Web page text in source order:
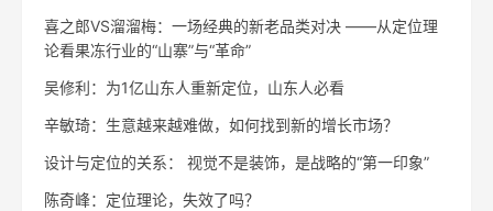
喜之郎VS溜溜梅：一场经典的新老品类对决 ——从定位理
论看果冻行业的“山寨”与“革命”
吴修利：为1亿山东人重新定位，山东人必看
辛敏琦：生意越来越难做，如何找到新的增长市场？
设计与定位的关系： 视觉不是装饰，是战略的“第一印象”
陈奇峰：定位理论，失效了吗？